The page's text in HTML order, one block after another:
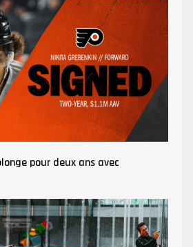
pour deux ans avec